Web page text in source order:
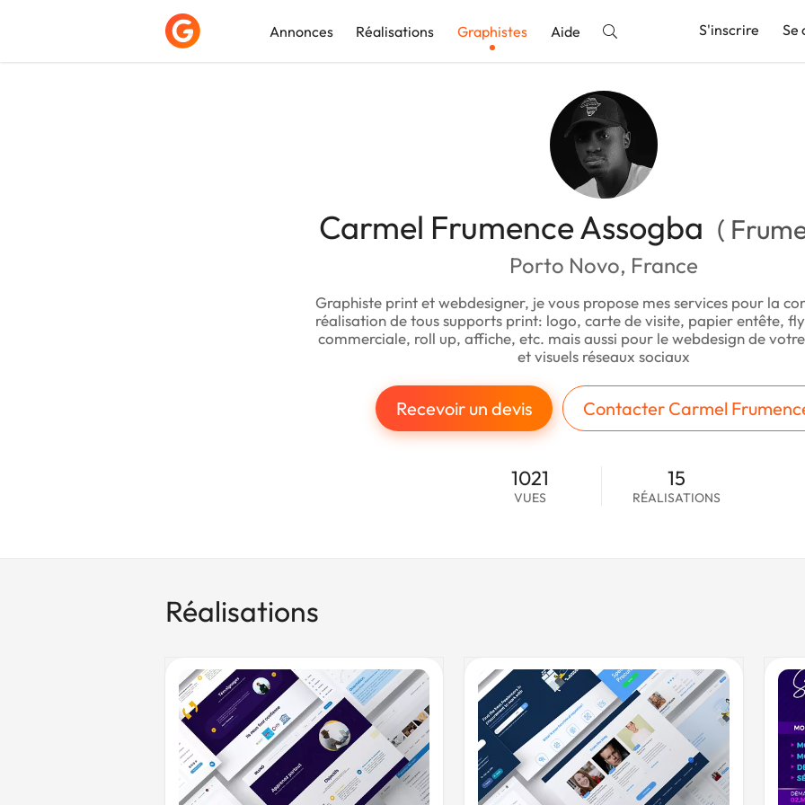
Annonces Réalisations Graphistes Aide S'inscrire Se
Carmel Frumence Assogba (
Porto Novo, France
Graphiste print et webdesigner, je vous propose mes services pour la
réalisation de tous supports print: logo, carte de visite, papier entête,
commerciale, roll up, affiche, etc. mais aussi pour le webdesign de
et visuels réseaux sociaux
Recevoir un devis Contacter Carmel
1021
VUES
15
RÉALISATIONS
Réalisations